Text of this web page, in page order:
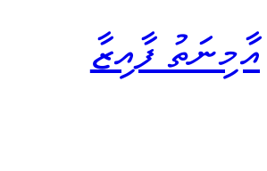
އާމިނަތު ފާއިޒާ